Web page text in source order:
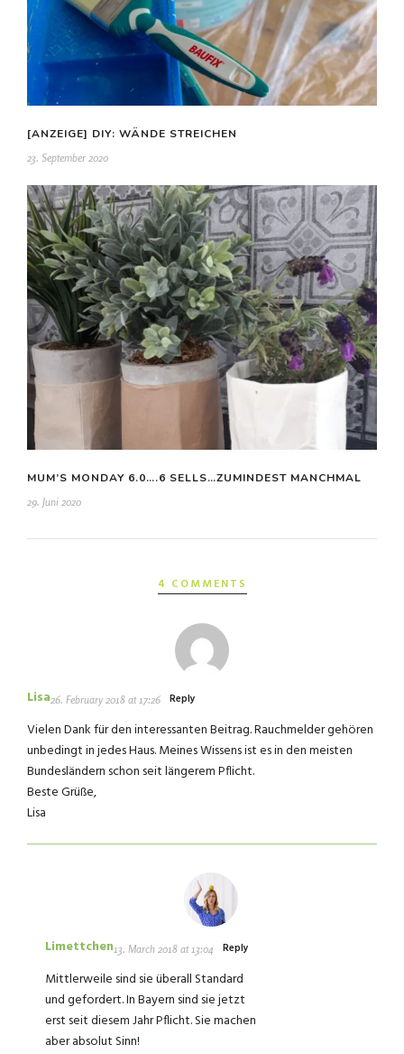
[ANZEIGE] DIY: WÄNDE STREICHEN
23. September 2020
MUM’S MONDAY 6.0….6 SELLS…ZUMINDEST MANCHMAL
29. Juni 2020
4 COMMENTS
Lisa26. February 2018 at 17:26 Reply
Vielen Dank für den interessanten Beitrag. Rauchmelder gehören
unbedingt in jedes Haus. Meines Wissens ist es in den meisten
Bundesländern schon seit längerem Pflicht.
Beste Grüße,
Lisa
Limettchen13. March 2018 at 13:04 Reply
Mittlerweile sind sie überall Standard
und gefordert. In Bayern sind sie jetzt
erst seit diesem Jahr Pflicht. Sie machen
aber absolut Sinn!